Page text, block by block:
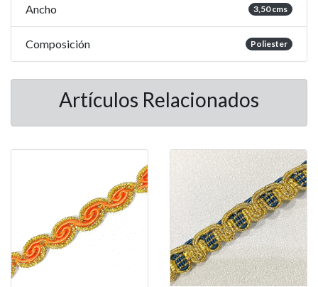
Ancho 3,50 cms
Composición Poliester
Artículos Relacionados